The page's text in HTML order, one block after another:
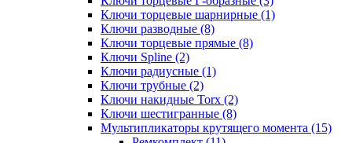
Ключи торцевые шарнирные (1)
Ключи разводные (8)
Ключи торцевые прямые (8)
Ключи Spline (2)
Ключи радиусные (1)
Ключи трубные (2)
Ключи накидные Torx (2)
Ключи шестигранные (8)
Мультипликаторы крутящего момента (15)